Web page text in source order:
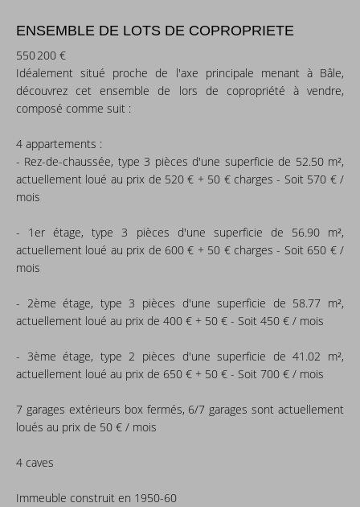
ENSEMBLE DE LOTS DE COPROPRIETE
550 200 €
Idéalement situé proche de l'axe principale menant à Bâle,
découvrez cet ensemble de lors de copropriété à vendre,
composé comme suit :
4 appartements :
- Rez-de-chaussée, type 3 pièces d'une superficie de 52.50 m²,
actuellement loué au prix de 520 € + 50 € charges - Soit 570 € /
mois
- 1er étage, type 3 pièces d'une superficie de 56.90 m²,
actuellement loué au prix de 600 € + 50 € charges - Soit 650 € /
mois
- 2ème étage, type 3 pièces d'une superficie de 58.77 m²,
actuellement loué au prix de 400 € + 50 € - Soit 450 € / mois
- 3ème étage, type 2 pièces d'une superficie de 41.02 m²,
actuellement loué au prix de 650 € + 50 € - Soit 700 € / mois
7 garages extérieurs box fermés, 6/7 garages sont actuellement
loués au prix de 50 € / mois
4 caves
Immeuble construit en 1950-60